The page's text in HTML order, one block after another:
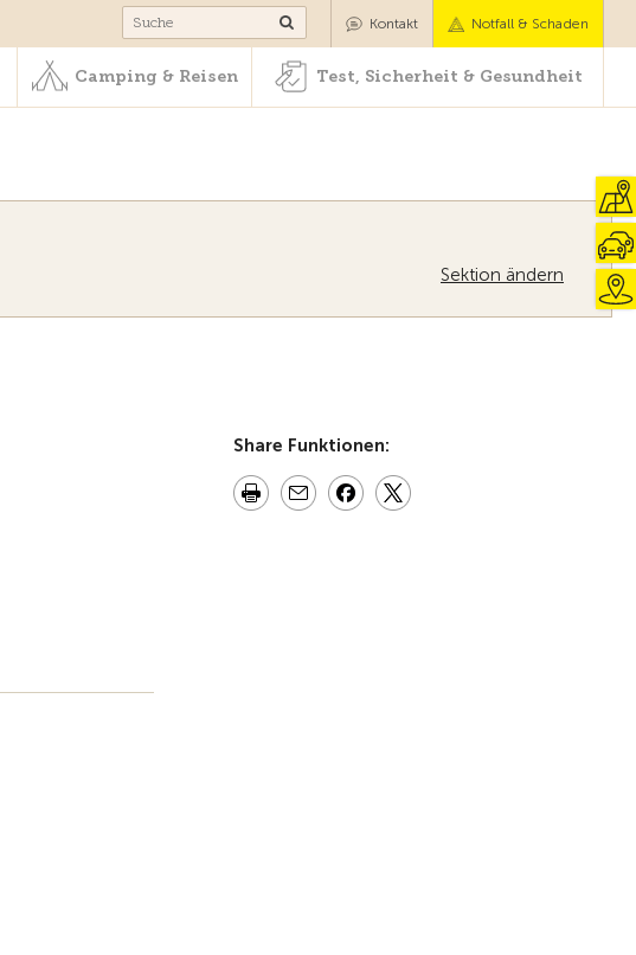
Camping & Reisen Test, Sicherheit & Gesundheit
Kontakt Notfall & Schaden
Camping & Reisen Test, Sicherheit & Gesundheit
Sektion ändern
Share Funktionen: